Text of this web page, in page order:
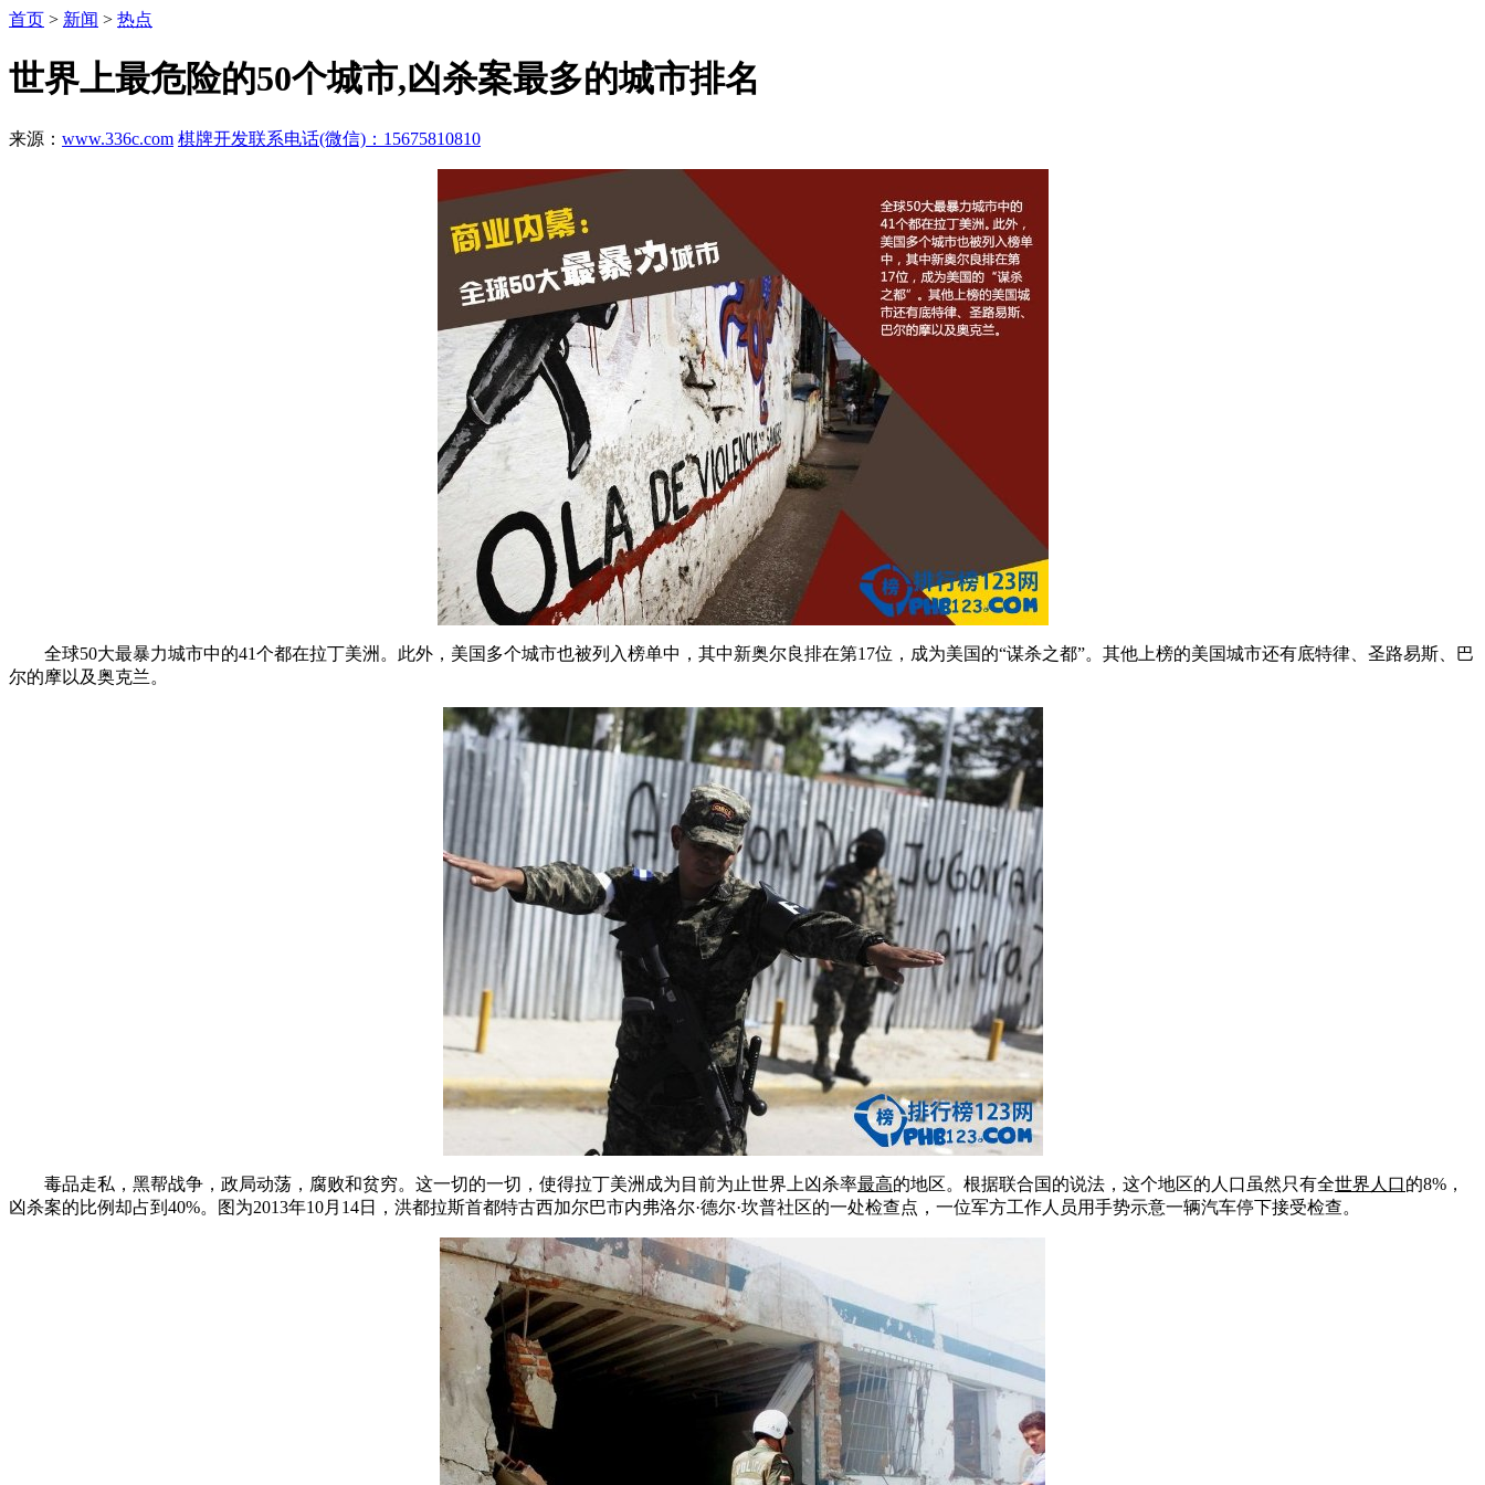
首页 > 新闻 > 热点
世界上最危险的50个城市,凶杀案最多的城市排名
来源： www.336c.com 棋牌开发联系电话(微信)：15675810810
全球50大最暴力城市中的41个都在拉丁美洲。此外，美国多个城市也被列入榜单中，其中新奥尔良排在第17位，成为美国的“谋杀之都”。其他上榜的美国城市还有底特律、圣路易斯、巴
尔的摩以及奥克兰。
毒品走私，黑帮战争，政局动荡，腐败和贫穷。这一切的一切，使得拉丁美洲成为目前为止世界上凶杀率最高的地区。根据联合国的说法，这个地区的人口虽然只有全世界人口的8%，
凶杀案的比例却占到40%。图为2013年10月14日，洪都拉斯首都特古西加尔巴市内弗洛尔·德尔·坎普社区的一处检查点，一位军方工作人员用手势示意一辆汽车停下接受检查。